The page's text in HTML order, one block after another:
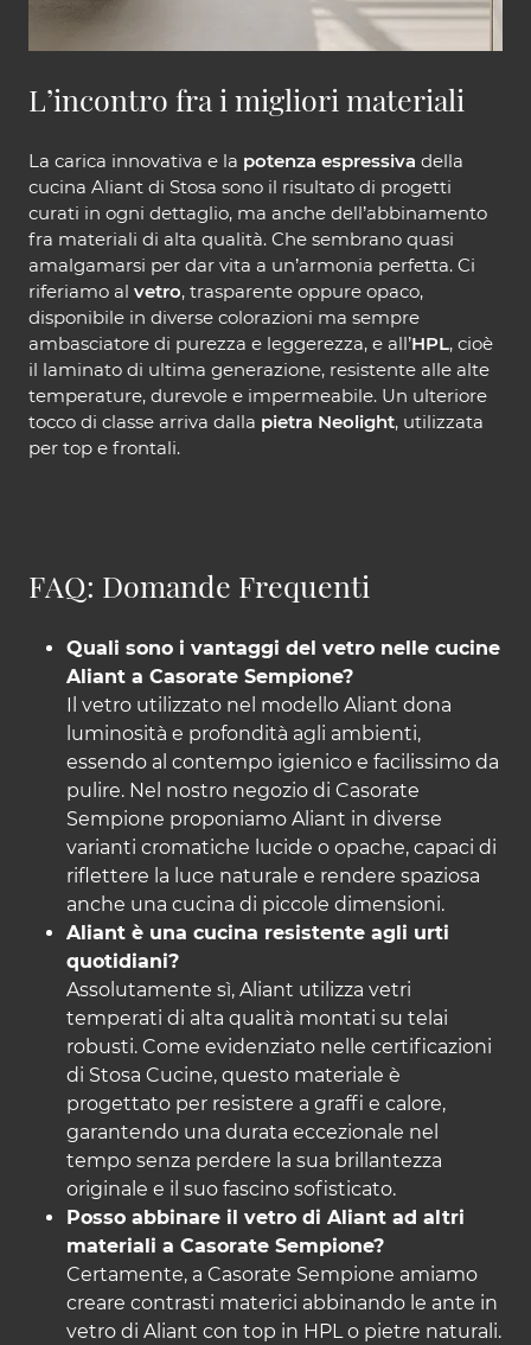
L’incontro fra i migliori materiali
La carica innovativa e la potenza espressiva della
cucina Aliant di Stosa sono il risultato di progetti
curati in ogni dettaglio, ma anche dell’abbinamento
fra materiali di alta qualità. Che sembrano quasi
amalgamarsi per dar vita a un’armonia perfetta. Ci
riferiamo al vetro, trasparente oppure opaco,
disponibile in diverse colorazioni ma sempre
ambasciatore di purezza e leggerezza, e all’HPL, cioè
il laminato di ultima generazione, resistente alle alte
temperature, durevole e impermeabile. Un ulteriore
tocco di classe arriva dalla pietra Neolight, utilizzata
per top e frontali.
FAQ: Domande Frequenti
Quali sono i vantaggi del vetro nelle cucine
Aliant a Casorate Sempione?
Il vetro utilizzato nel modello Aliant dona
luminosità e profondità agli ambienti,
essendo al contempo igienico e facilissimo da
pulire. Nel nostro negozio di Casorate
Sempione proponiamo Aliant in diverse
varianti cromatiche lucide o opache, capaci di
riflettere la luce naturale e rendere spaziosa
anche una cucina di piccole dimensioni.
Aliant è una cucina resistente agli urti
quotidiani?
Assolutamente sì, Aliant utilizza vetri
temperati di alta qualità montati su telai
robusti. Come evidenziato nelle certificazioni
di Stosa Cucine, questo materiale è
progettato per resistere a graffi e calore,
garantendo una durata eccezionale nel
tempo senza perdere la sua brillantezza
originale e il suo fascino sofisticato.
Posso abbinare il vetro di Aliant ad altri
materiali a Casorate Sempione?
Certamente, a Casorate Sempione amiamo
creare contrasti materici abbinando le ante in
vetro di Aliant con top in HPL o pietre naturali.